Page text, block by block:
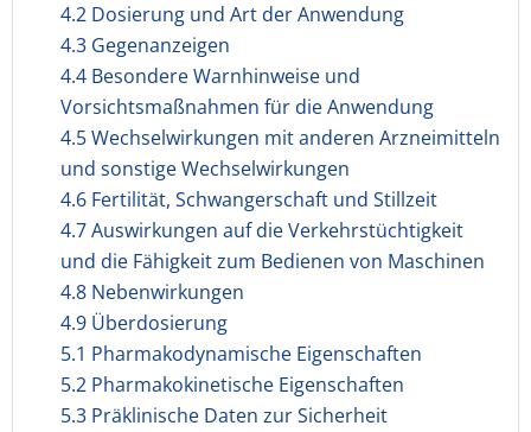
4.2 Dosierung und Art der Anwendung
4.3 Gegenanzeigen
4.4 Besondere Warnhinweise und
Vorsichtsmaßnahmen für die Anwendung
4.5 Wechselwirkungen mit anderen Arzneimitteln
und sonstige Wechselwirkungen
4.6 Fertilität, Schwangerschaft und Stillzeit
4.7 Auswirkungen auf die Verkehrstüchtigkeit
und die Fähigkeit zum Bedienen von Maschinen
4.8 Nebenwirkungen
4.9 Überdosierung
5.1 Pharmakodynamische Eigenschaften
5.2 Pharmakokinetische Eigenschaften
5.3 Präklinische Daten zur Sicherheit